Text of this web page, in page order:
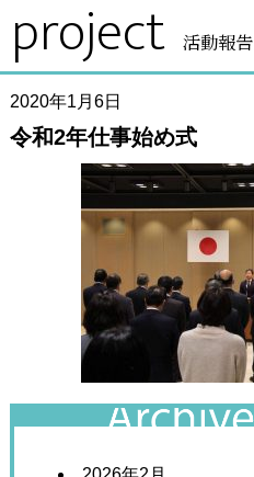
project 活動報告
2020年1月6日
令和2年仕事始め式